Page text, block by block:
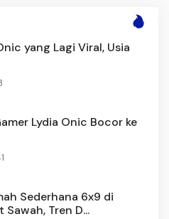
yang Lagi Viral, Usia
Lydia Onic Bocor ke
Sederhana 6x9 di
Tren D...